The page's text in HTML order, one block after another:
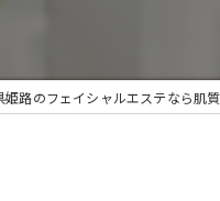
姫路のフェイシャルエステなら肌